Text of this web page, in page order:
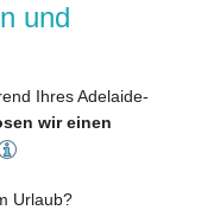
und
Ihres Adelaide-
wir einen
Urlaub?